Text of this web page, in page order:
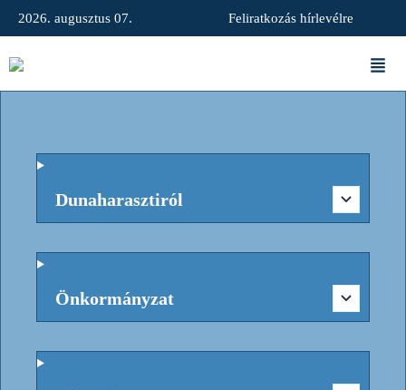
2026. augusztus 07. Feliratkozás hírlevélre
Dunaharasztiról
Önkormányzat